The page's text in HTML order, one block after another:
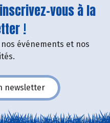
vous à la
!
événements et nos
newsletter